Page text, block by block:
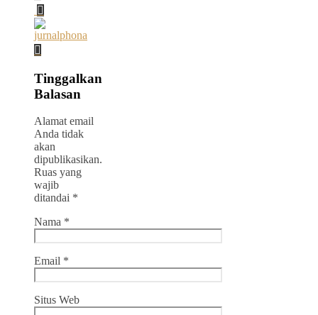
Tinggalkan
Balasan
Alamat email
Anda tidak
akan
dipublikasikan.
Ruas yang
wajib
ditandai *
Nama *
Email *
Situs Web